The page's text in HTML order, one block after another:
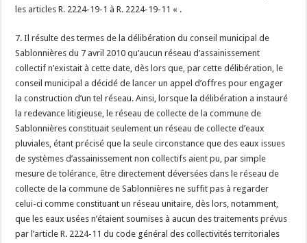
les articles R. 2224-19-1 à R. 2224-19-11 « .
7. Il résulte des termes de la délibération du conseil municipal de
Sablonnières du 7 avril 2010 qu’aucun réseau d’assainissement
collectif n’existait à cette date, dès lors que, par cette délibération, le
conseil municipal a décidé de lancer un appel d’offres pour engager
la construction d’un tel réseau. Ainsi, lorsque la délibération a instauré
la redevance litigieuse, le réseau de collecte de la commune de
Sablonnières constituait seulement un réseau de collecte d’eaux
pluviales, étant précisé que la seule circonstance que des eaux issues
de systèmes d’assainissement non collectifs aient pu, par simple
mesure de tolérance, être directement déversées dans le réseau de
collecte de la commune de Sablonnières ne suffit pas à regarder
celui-ci comme constituant un réseau unitaire, dès lors, notamment,
que les eaux usées n’étaient soumises à aucun des traitements prévus
par l’article R. 2224-11 du code général des collectivités territoriales